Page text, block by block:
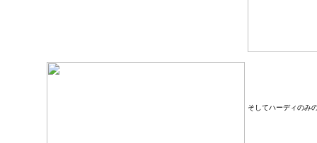
そしてハーディのみ